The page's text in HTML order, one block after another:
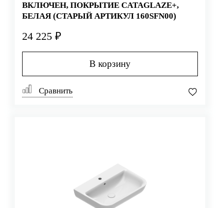
ВКЛЮЧЕН, ПОКРЫТИЕ CATAGLAZE+,
БЕЛАЯ (СТАРЫЙ АРТИКУЛ 160SFN00)
24 225 ₽
В корзину
Сравнить